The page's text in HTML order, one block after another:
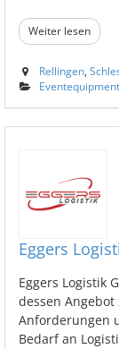
Weiter lesen
Rellingen
Eggers
Eggers Logistik
dessen
Anforderungen
Bedarf an